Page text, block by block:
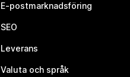
E-postmarknadsföring
SEO
Leverans
Valuta och språk